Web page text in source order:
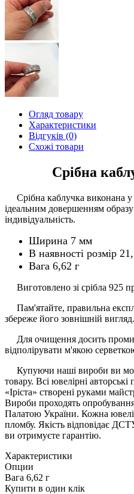
Огляд товару
Характеристики
Відгуків (0)
Схожі товари
Срібна
Срібна каблучка виконана
ідеальним довершенням
індивідуальність.
Ширина 7 мм
В наявності розмір
Вага 6,62 г
Виготовлено зі срібла 925
Пам'ятайте, правильна
збереже його зовнішній вигляд.
Для очищення досить
відполірувати м'якою
Купуючи наші вироби ви
товару. Всі ювелірні
«Іріста» створені руками
Вироби проходять
Палатою України. Кожна
пломбу. Якість відповідає
ви отримуєте гарантію.
Характеристики
Опции
Вага 6,62 г
Купити в один клік